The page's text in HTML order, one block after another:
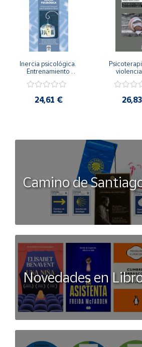
Inercia psicológica.
Entrenamiento
Igualdad de Género.
24,61 €
secreto
Camino de
Novedades en